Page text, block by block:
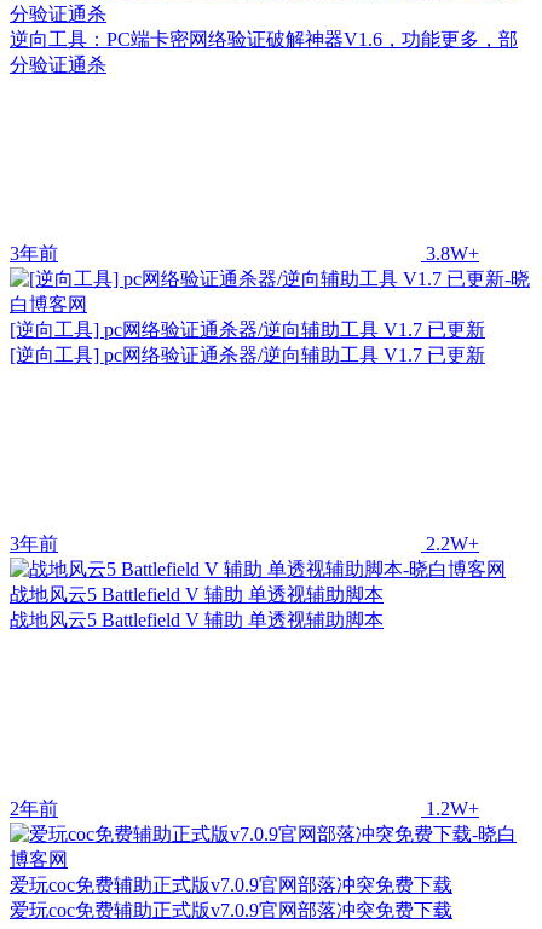
分验证通杀
逆向工具：PC端卡密网络验证破解神器V1.6，功能更多，部
分验证通杀
3年前 3.8W+
[逆向工具] pc网络验证通杀器/逆向辅助工具 V1.7 已更新
[逆向工具] pc网络验证通杀器/逆向辅助工具 V1.7 已更新
3年前 2.2W+
战地风云5 Battlefield V 辅助 单透视辅助脚本
战地风云5 Battlefield V 辅助 单透视辅助脚本
2年前 1.2W+
爱玩coc免费辅助正式版v7.0.9官网部落冲突免费下载
爱玩coc免费辅助正式版v7.0.9官网部落冲突免费下载